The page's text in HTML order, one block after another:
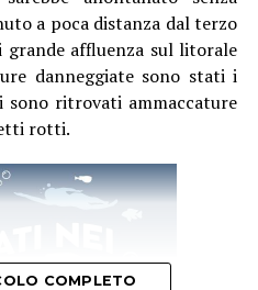
a poca distanza dal terzo
grande affluenza sul litorale
danneggiate sono stati i
ritrovati ammaccature
rotti.
COMPLETO